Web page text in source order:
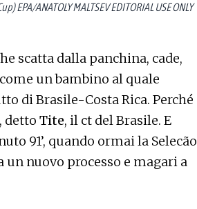
ANATOLY MALTSEV EDITORIAL USE ONLY
scatta dalla panchina, cade,
un bambino al quale
di Brasile-Costa Rica. Perché
, detto Tite, il ct del Brasile. E
91’, quando ormai la Selecão
un nuovo processo e magari a